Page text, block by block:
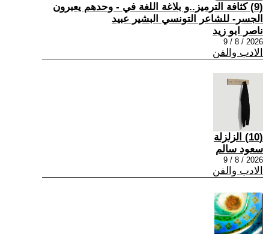
(9) كثافة الترميز..و بلاغة اللغة في - وحدهم يعبرون
الجسر- للشاعر التونسي البشير عبيد
ناصر ابو زيد
2026 / 8 / 9
الادب والفن
(10) الزلزلة
سعود سالم
2026 / 8 / 9
الادب والفن